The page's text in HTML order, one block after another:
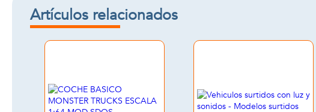
Artículos relacionados